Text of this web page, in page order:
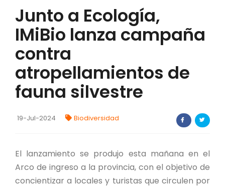
investigadores
FORMULARIO DE REGISTRO DE
INVESTIGADORES
AUTORIZACIONES
PROGRAMAS Y PROYECTOS
PROGRAMAS
MONUMENTOS NATURALES
Junto a Ecología,
IMiBio lanza campaña
contra
atropellamientos de
fauna silvestre
19-Jul-2024 Biodiversidad
El lanzamiento se produjo esta mañana en el
Arco de ingreso a la provincia, con el objetivo de
concientizar a locales y turistas que circulen por